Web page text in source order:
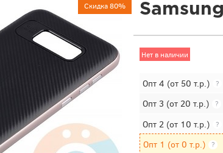
Скидка 80%
Нет в наличии
Опт 4 (от 50 т.р.) ?
Опт 3 (от 20 т.р.) ?
Опт 2 (от 10 т.р.) ?
Опт 1 (от 0 т.р.) ?